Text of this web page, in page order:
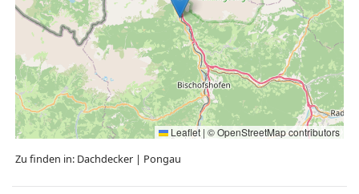
Leaflet | ©OpenStreetMapcontributors
Zu finden in: Dachdecker | Pongau